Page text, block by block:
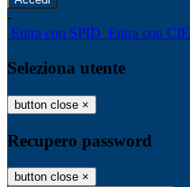
-
Entra con SPID Entra con CIE
Seleziona utente
button close ×
Recupero password
button close ×